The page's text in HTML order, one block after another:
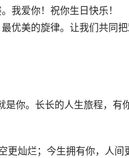
我爱你！祝你生日快乐！
优美的旋律。让我们共同
是你。长长的人生旅程，有
灿烂；今生拥有你，人间